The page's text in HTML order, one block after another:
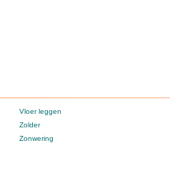
Vloer leggen
Zolder
Zonwering